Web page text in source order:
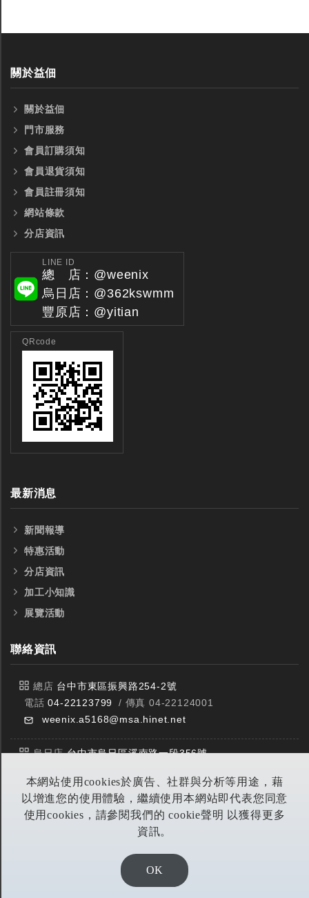
本網站使用cookies於廣告、社群與分析等用途，藉
以增進您的使用體驗，繼續使用本網站即代表您同意
使用cookies，請參閱我們的 cookie聲明 以獲得更多
資訊。
OK
關於益佃
關於益佃
門市服務
會員訂購須知
會員退貨須知
會員註冊須知
網站條款
分店資訊
LINE ID
總 店：@weenix
烏日店：@362kswmm
豐原店：@yitian
QRcode
最新消息
新聞報導
特惠活動
分店資訊
加工小知識
展覽活動
聯絡資訊
總店 台中市東區振興路254-2號
電話04-22123799
/ 傳真 04-22124001
weenix.a5168@msa.hinet.net
烏日店台中市烏日區溪南路一段356號
豐原店台中市潭子區中山路三段303號
電話04-25314953 / 傳真 04-25314290
DESIGN BY EOD DIGITA恆洋數位